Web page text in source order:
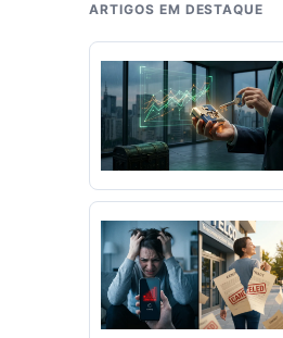
ARTIGOS EM DESTAQUE